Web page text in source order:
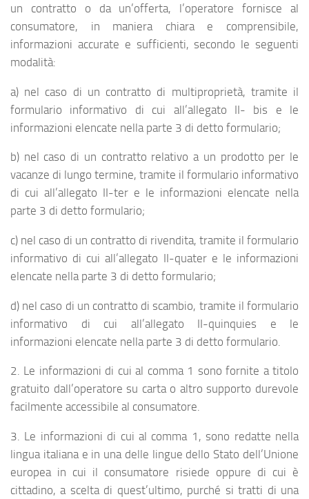
un contratto o da un’offerta, l’operatore fornisce al
consumatore, in maniera chiara e comprensibile,
informazioni accurate e sufficienti, secondo le seguenti
modalità:
a) nel caso di un contratto di multiproprietà, tramite il
formulario informativo di cui all’allegato II- bis e le
informazioni elencate nella parte 3 di detto formulario;
b) nel caso di un contratto relativo a un prodotto per le
vacanze di lungo termine, tramite il formulario informativo
di cui all’allegato II-ter e le informazioni elencate nella
parte 3 di detto formulario;
c) nel caso di un contratto di rivendita, tramite il formulario
informativo di cui all’allegato II-quater e le informazioni
elencate nella parte 3 di detto formulario;
d) nel caso di un contratto di scambio, tramite il formulario
informativo di cui all’allegato II-quinquies e le
informazioni elencate nella parte 3 di detto formulario.
2. Le informazioni di cui al comma 1 sono fornite a titolo
gratuito dall’operatore su carta o altro supporto durevole
facilmente accessibile al consumatore.
3. Le informazioni di cui al comma 1, sono redatte nella
lingua italiana e in una delle lingue dello Stato dell’Unione
europea in cui il consumatore risiede oppure di cui è
cittadino, a scelta di quest’ultimo, purché si tratti di una